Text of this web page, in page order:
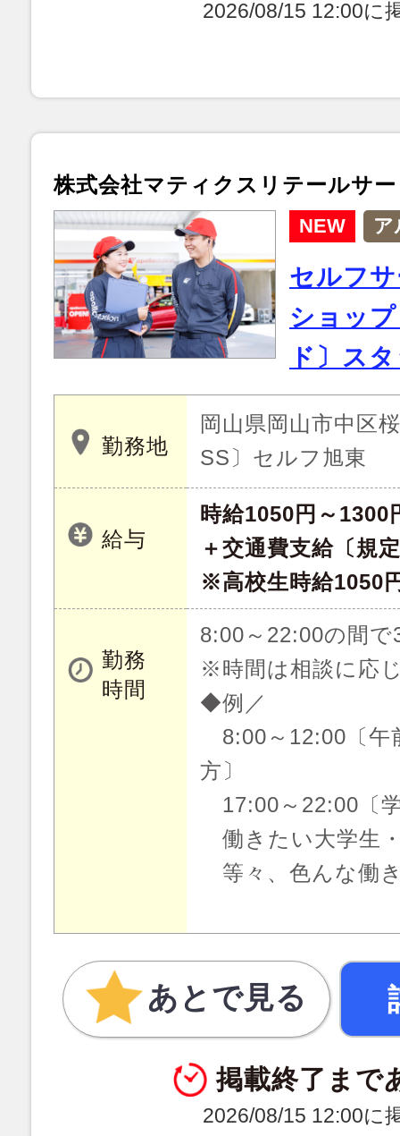
2026/08/15 12:00に
株式会社マティクスリテールサ
NEW ア
セルフ
ショッ
ド〕ス
勤務地
岡山県岡山市中区
SS〕セルフ旭東
給与
時給1050円～1300
＋交通費支給〔規
※高校生時給1050
勤務
時間
8:00～22:00の間で
※時間は相談に応
◆例／
8:00～12:00〔午
方〕
17:00～22:00〔
働きたい大学生
等々、色んな働
あとで見る
掲載終了まで
2026/08/15 12:00に